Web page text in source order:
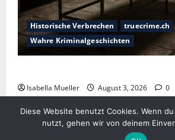
Historische Verbrechen
truecrime.ch
Wahre Kriminalgeschichten
Isabella Mueller August 3, 2026 0
Verlag Royal LLC . Copyright ©
Diese Website benutzt Cookies. Wenn
nutzt, gehen wir von deinem